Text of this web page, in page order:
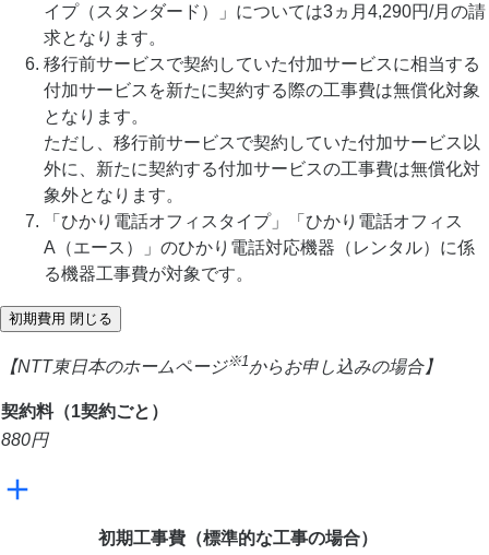
イプ（スタンダード）」については3ヵ月4,290円/月の請
求となります。
移行前サービスで契約していた付加サービスに相当する
付加サービスを新たに契約する際の工事費は無償化対象
となります。
ただし、移行前サービスで契約していた付加サービス以
外に、新たに契約する付加サービスの工事費は無償化対
象外となります。
「ひかり電話オフィスタイプ」「ひかり電話オフィス
A（エース）」のひかり電話対応機器（レンタル）に係
る機器工事費が対象です。
初期費用 閉じる
【NTT東日本のホームページ※1 からお申し込みの場合】
契約料（1契約ごと）
880円
初期工事費（標準的な工事の場合）